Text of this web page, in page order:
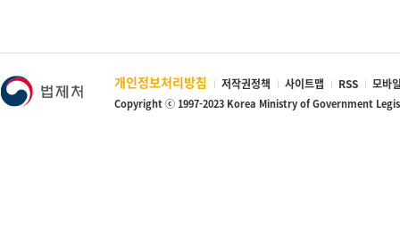
개인정보처리방침 저작권정책 사이트맵 RSS 모바
Copyright ⓒ 1997-2023 Korea Ministry of Government